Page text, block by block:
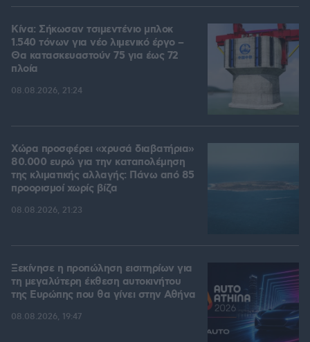
Κίνα: Σήκωσαν τσιμεντένιο μπλοκ
1.540 τόνων για νέο λιμενικό έργο –
Θα κατασκευαστούν 75 για έως 72
πλοία
08.08.2026, 21:24
Χώρα προσφέρει «χρυσά διαβατήρια»
80.000 ευρώ για την καταπολέμηση
της κλιματικής αλλαγής: Πάνω από 85
προορισμοί χωρίς βίζα
08.08.2026, 21:23
Ξεκίνησε η προπώληση εισιτηρίων για
τη μεγαλύτερη έκθεση αυτοκινήτου
της Ευρώπης που θα γίνει στην Αθήνα
08.08.2026, 19:47